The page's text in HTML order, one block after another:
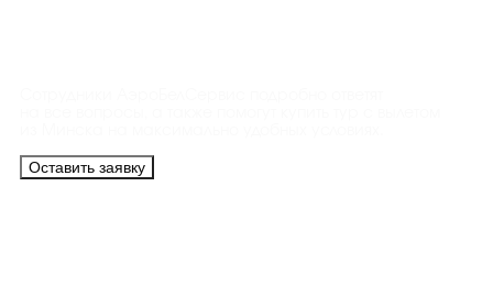
Оставить заявку